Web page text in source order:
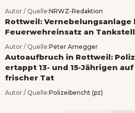
Autor / Quelle:NRWZ-Redaktion
Rottweil: Vernebelungsanlage
Feuerwehreinsatz an
Autor / Quelle:Peter Arnegger
Autoaufbruch in Rottweil:
ertappt 13- und 15-Jährigen auf
frischer Tat
Autor / Quelle:Polizeibericht (pz)